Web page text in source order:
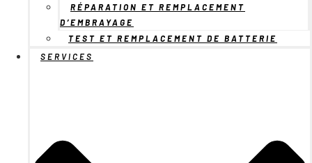
RÉPARATION ET REMPLACEMENT
D’EMBRAYAGE
TEST ET REMPLACEMENT DE BATTERIE
SERVICES